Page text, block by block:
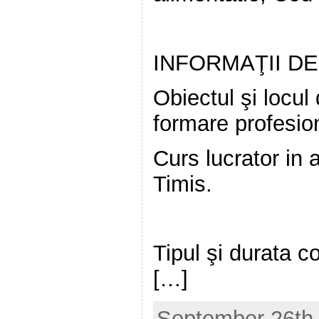
INFORMAŢII
Obiectul şi locul
formare
Curs lucrator in
Timis.
Tipul şi durata
[…]